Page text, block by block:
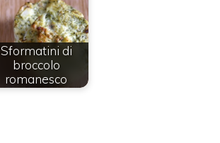
Sformatini di
broccolo
romanesco